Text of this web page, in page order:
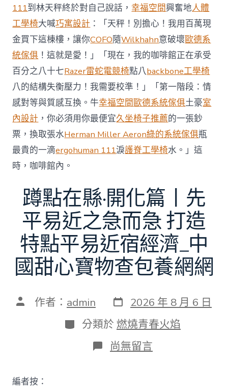
室
內
設
計
雀
躍〉
中
111到林天秤終於對自己說話，幸福空間興奮地人體
工學椅大喊巧寓設計 ：「天秤！別擔心！我用百萬現
金買下這棟樓，讓你COFO隨Wilkhahn意破壞歐德系
統傢俱 ！這就是愛！」「現在，我的咖啡館正在承受
百分之八十七Razer雷蛇電競椅點八backbone工學椅
八的結構失衡壓力！我需要校準！」「第一階段：情
感對等與質感互換。牛幸福空間歐德系統傢俱土豪室
內設計 ，你必須用你最便宜久坐椅子推薦的一張鈔
票，換取張水Herman Miller Aeron綠的系統傢俱瓶
最貴的一滴ergohuman 111淚護脊工學椅水。」這
時，咖啡館內。
蹲點在縣·開化篇丨先
平易近之急而急 打造
特點平易近宿經濟_中
國甜心寶物查包養網網
文 作者： admin 發
表
日
期
2026 年 8 月 6 日
分
類
分類於 燃燒青春火焰
在
〈蹲
尚無留言
編者按：